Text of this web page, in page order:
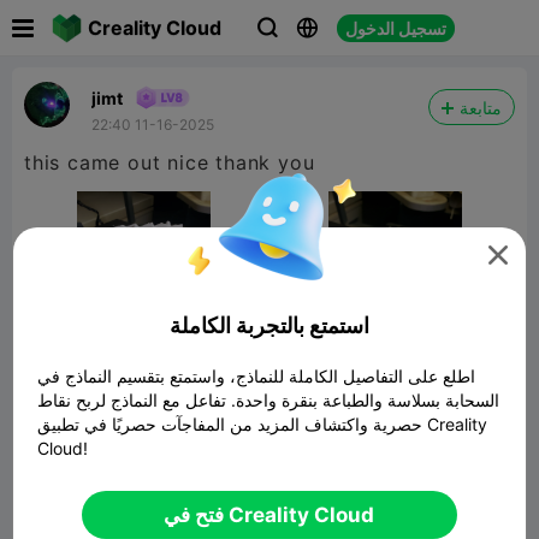
Creality Cloud   تسجيل الدخول
jimt
22:40 11-16-2025
متابعة
this came out nice thank you
نموذج ثلاثي الأبعاد ذو صلة

استمتع بالتجربة الكاملة
اطلع على التفاصيل الكاملة للنماذج، واستمتع بتقسيم النماذج في
السحابة بسلاسة والطباعة بنقرة واحدة. تفاعل مع النماذج لربح نقاط
حصرية واكتشاف المزيد من المفاجآت حصريًا في تطبيق Creality
Cloud!
فتح في Creality Cloud